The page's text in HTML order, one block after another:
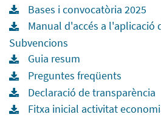
Bases i convocatòria 2025
Manual d'accés a l'aplicació
Subvencions
Guia resum
Preguntes freqüents
Declaració de transparència
Fitxa inicial activitat